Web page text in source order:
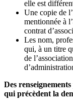
elle est
Une copie de
mentionnée à
contrat
Les nom,
qui, à un titre
de
Des
qui précèdent la